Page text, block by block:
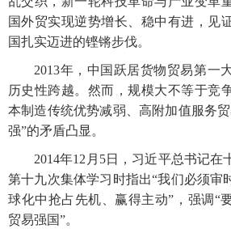
国外贸实现逆势增长、稳中有进，见
国扎实迈进的铿锵步伐。
2013年，中国跃居货物贸易第一
历史性跨越。然而，规模大不等于竞
本制造传统优势减弱、高附加值服务
强”的矛盾凸显。
2014年12月5日，习近平总书记在
第十九次集体学习时指出“我们必须审
球化中抢占先机、赢得主动”，强调“
贸易强国”。